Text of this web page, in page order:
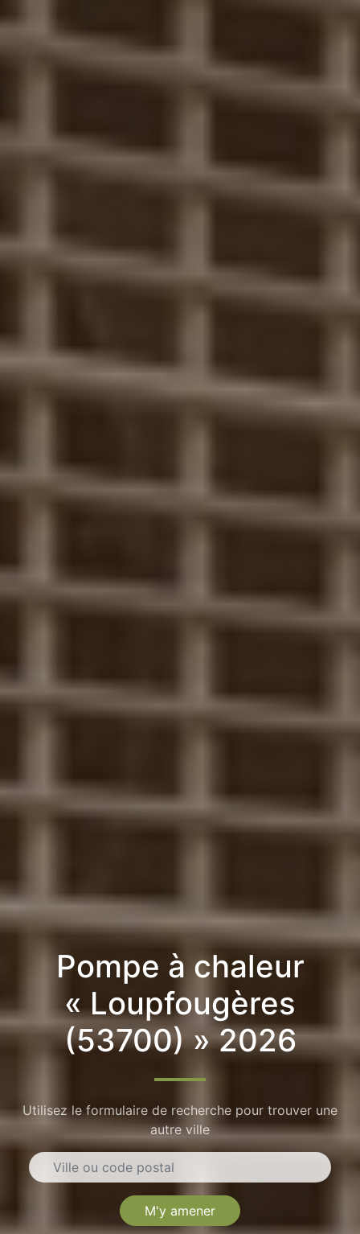
Pompe à chaleur
« Loupfougères
(53700) » 2026
Utilisez le formulaire de recherche pour trouver une
autre ville
M'y amener